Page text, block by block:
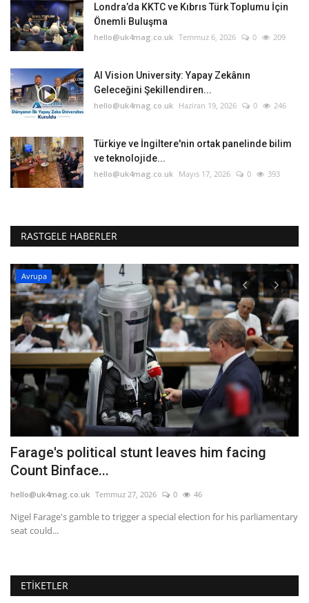
Londra’da KKTC ve Kıbrıs Türk Toplumu İçin
Önemli Buluşma
hello@uk4mag.co.uk Temmuz 6, 2026 0 209
AI Vision University: Yapay Zekânın
Geleceğini Şekillendiren...
hello@uk4mag.co.uk Haziran 19, 2026 0 246
Türkiye ve İngiltere'nin ortak panelinde bilim
ve teknolojide...
hello@uk4mag.co.uk Mayıs 17, 2026 0 393
RASTGELE HABERLER
Avrupa
Farage's political stunt leaves him facing
Count Binface...
hello@uk4mag.co.uk Temmuz 27, 2026 0 46
Nigel Farage's gamble to trigger a special election for his parliamentary
seat could...
ETIKETLER